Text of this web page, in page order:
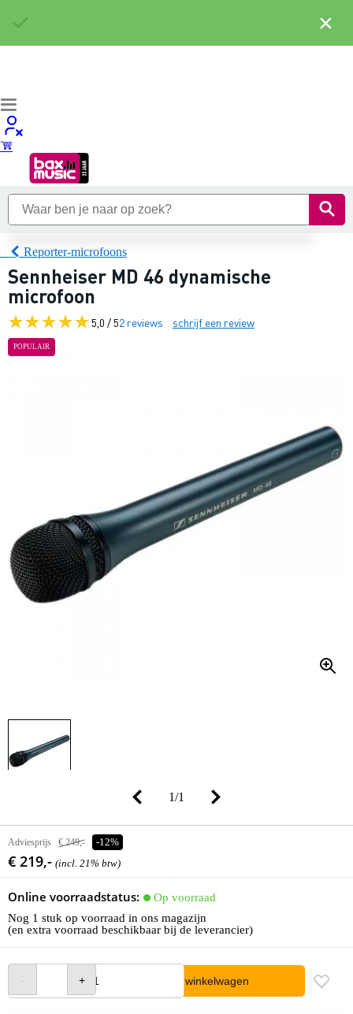
Reporter-microfoons
Sennheiser MD 46 dynamische
microfoon
5,0 / 52 reviews schrijf een review
POPULAIR
1/1
Adviesprijs € 249,- -12%
€ 219,- (incl. 21% btw)
Online voorraadstatus:
Op voorraad
Nog 1 stuk op voorraad in ons magazijn
(en extra voorraad beschikbaar bij de leverancier)
In winkelwagen
×